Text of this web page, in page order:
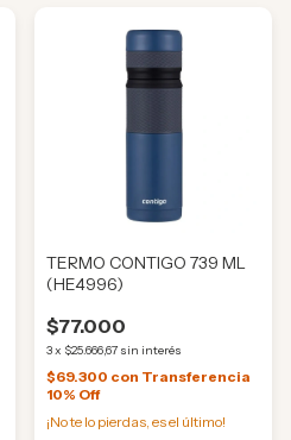
TERMO CONTIGO 739 ML
(HE4996)
$77.000
3x $25.666,67 sin interés
$69.300 con Transferencia
10% Off
¡No te lo pierdas, es el último!